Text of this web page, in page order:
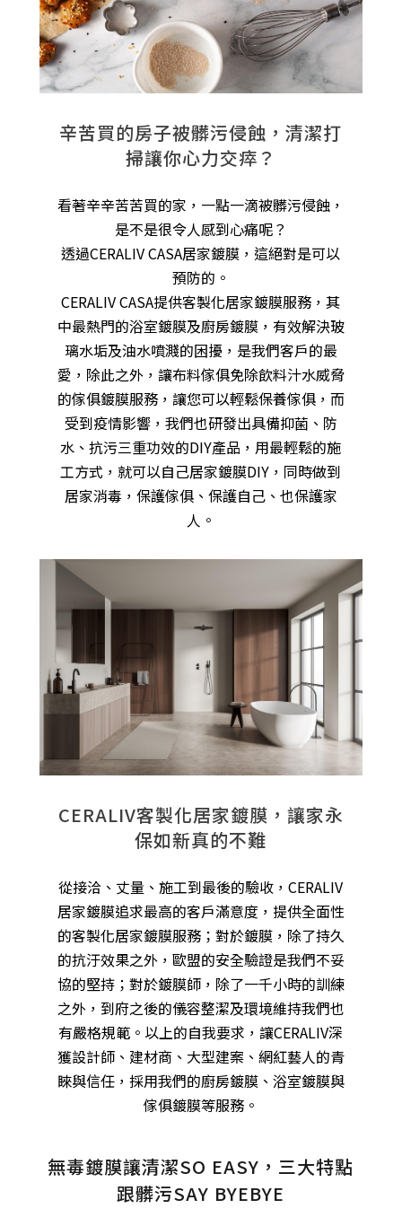
辛苦買的房子被髒污侵蝕，清潔打
掃讓你心力交瘁？
看著辛辛苦苦買的家，一點一滴被髒污侵蝕，
是不是很令人感到心痛呢？
透過CERALIV CASA居家鍍膜，這絕對是可以
預防的。
CERALIV CASA提供客製化居家鍍膜服務，其
中最熱門的浴室鍍膜及廚房鍍膜，有效解決玻
璃水垢及油水噴濺的困擾，是我們客戶的最
愛，除此之外，讓布料傢俱免除飲料汁水威脅
的傢俱鍍膜服務，讓您可以輕鬆保養傢俱，而
受到疫情影響，我們也研發出具備抑菌、防
水、抗污三重功效的DIY產品，用最輕鬆的施
工方式，就可以自己居家鍍膜DIY，同時做到
居家消毒，保護傢俱、保護自己、也保護家
人。
CERALIV客製化居家鍍膜，讓家永
保如新真的不難
從接洽、丈量、施工到最後的驗收，CERALIV
居家鍍膜追求最高的客戶滿意度，提供全面性
的客製化居家鍍膜服務；對於鍍膜，除了持久
的抗汙效果之外，歐盟的安全驗證是我們不妥
協的堅持；對於鍍膜師，除了一千小時的訓練
之外，到府之後的儀容整潔及環境維持我們也
有嚴格規範。以上的自我要求，讓CERALIV深
獲設計師、建材商、大型建案、網紅藝人的青
睞與信任，採用我們的廚房鍍膜、浴室鍍膜與
傢俱鍍膜等服務。
無毒鍍膜讓清潔SO EASY，三大特點
跟髒污SAY BYEBYE